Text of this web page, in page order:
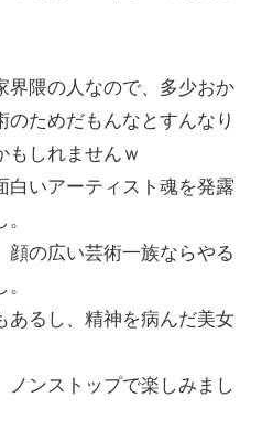
界隈の人なので、多少おか
のためだもんなとすんなり
もしれませんｗ
白いアーティスト魂を発露
の広い芸術一族ならやる
あるし、精神を病んだ美女
ンストップで楽しみまし